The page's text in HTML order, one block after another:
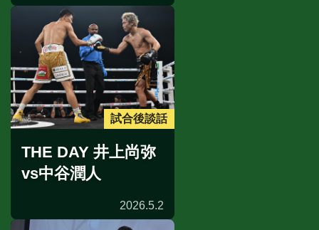
試合後談話
THE DAY 井上尚弥
vs中谷潤人
2026.5.2